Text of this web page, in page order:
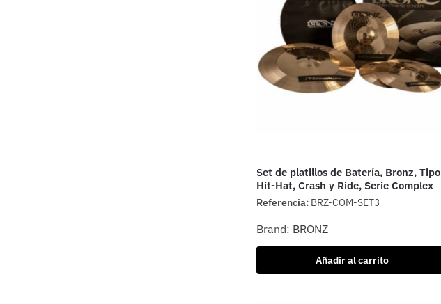
Set de platillos de Batería, Bronz, Tipo
Hit-Hat, Crash y Ride, Serie Complex
Referencia: BRZ-COM-SET3
Brand: BRONZ
Añadir al carrito